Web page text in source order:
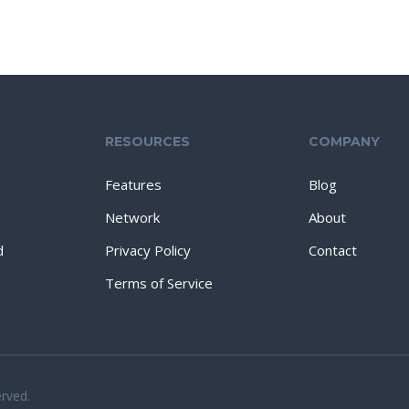
RESOURCES
Features
Network
Privacy Policy
Terms of Service
COMPANY
Blog
About
Contact